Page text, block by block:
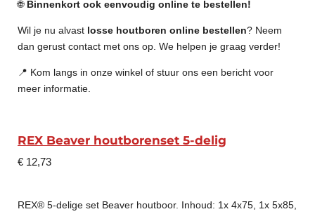
🌐 Binnenkort ook eenvoudig online te bestellen!
Wil je nu alvast losse houtboren online bestellen? Neem
dan gerust contact met ons op. We helpen je graag verder!
📍 Kom langs in onze winkel of stuur ons een bericht voor
meer informatie.
REX Beaver houtborenset 5-delig
€ 12,73
REX® 5-delige set Beaver houtboor. Inhoud: 1x 4x75, 1x 5x85,